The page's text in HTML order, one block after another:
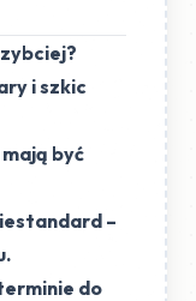
i szkic
być
–
do